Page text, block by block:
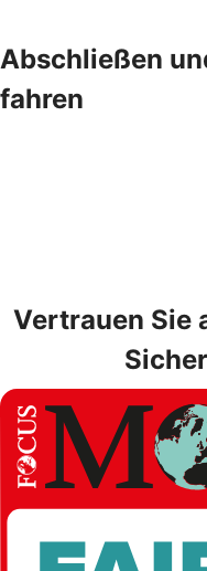
Abschließen
fahren
Vertrauen Sie